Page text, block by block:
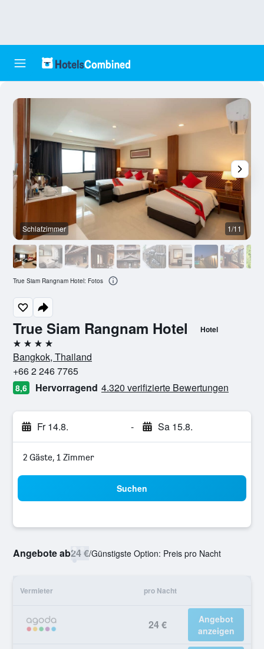
True Siam Rangnam Hotel Hotel
4 Sterne
Bangkok, Thailand
+66 2 246 7765
8,6 Hervorragend 4.320 verifizierte Bewertungen
Fr 14.8. - Sa 15.8.
2 Gäste, 1 Zimmer
Suchen
Angebote ab24 €/Günstigste Option: Preis pro Nacht
Vermieter pro Nacht
24 €
Angebot
anzeigen
Schlafzimmer 1/11
True Siam Rangnam Hotel: Fotos